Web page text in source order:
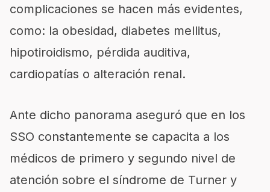
complicaciones se hacen más evidentes,
como: la obesidad, diabetes mellitus,
hipotiroidismo, pérdida auditiva,
cardiopatías o alteración renal.
Ante dicho panorama aseguró que en los
SSO constantemente se capacita a los
médicos de primero y segundo nivel de
atención sobre el síndrome de Turner y